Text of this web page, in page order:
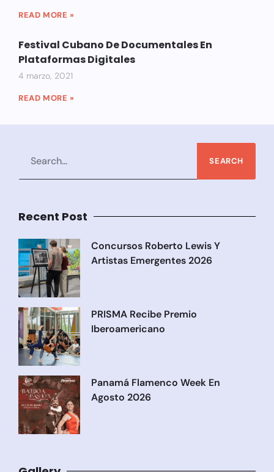
READ MORE »
Festival Cubano De Documentales En
Plataformas Digitales
4 marzo, 2021
READ MORE »
SEARCH
Recent Post
Concursos Roberto Lewis Y
Artistas Emergentes 2026
PRISMA Recibe Premio
Iberoamericano
Panamá Flamenco Week En
Agosto 2026